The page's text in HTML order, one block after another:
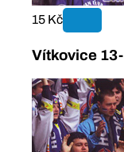
15 Kč
Vítkovice